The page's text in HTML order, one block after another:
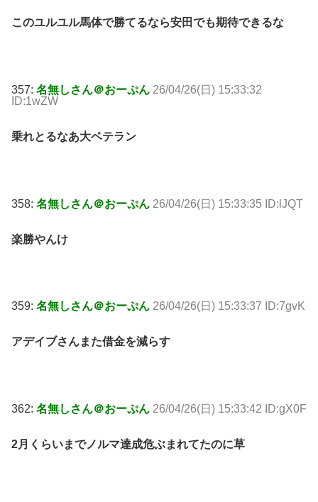
このユルユル馬体で勝てるなら安田でも期待できるな
357: 名無しさん＠おーぷん 26/04/26(日) 15:33:32
ID:1wZW
乗れとるなあ大ベテラン
358: 名無しさん＠おーぷん 26/04/26(日) 15:33:35 ID:lJQT
楽勝やんけ
359: 名無しさん＠おーぷん 26/04/26(日) 15:33:37 ID:7gvK
アデイブさんまた借金を減らす
362: 名無しさん＠おーぷん 26/04/26(日) 15:33:42 ID:gX0F
2月くらいまでノルマ達成危ぶまれてたのに草